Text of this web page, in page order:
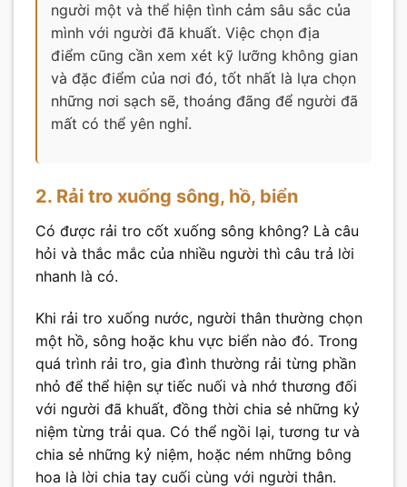
người một và thể hiện tình cảm sâu sắc của
mình với người đã khuất. Việc chọn địa
điểm cũng cần xem xét kỹ lưỡng không gian
và đặc điểm của nơi đó, tốt nhất là lựa chọn
những nơi sạch sẽ, thoáng đãng để người đã
mất có thể yên nghỉ.
2. Rải tro xuống sông, hồ, biển
Có được rải tro cốt xuống sông không? Là câu
hỏi và thắc mắc của nhiều người thì câu trả lời
nhanh là có.
Khi rải tro xuống nước, người thân thường chọn
một hồ, sông hoặc khu vực biển nào đó. Trong
quá trình rải tro, gia đình thường rải từng phần
nhỏ để thể hiện sự tiếc nuối và nhớ thương đối
với người đã khuất, đồng thời chia sẻ những kỷ
niệm từng trải qua. Có thể ngồi lại, tương tư và
chia sẻ những kỷ niệm, hoặc ném những bông
hoa là lời chia tay cuối cùng với người thân.